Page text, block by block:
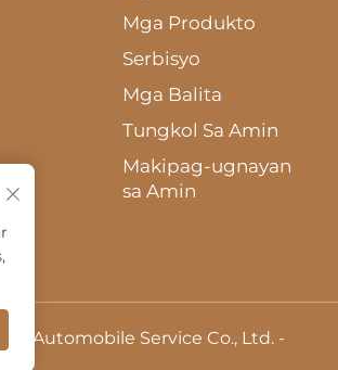
Mga Produkto
Serbisyo
Mga Balita
Tungkol Sa Amin
Makipag-ugnayan
sa Amin
Automobile Service Co., Ltd. -